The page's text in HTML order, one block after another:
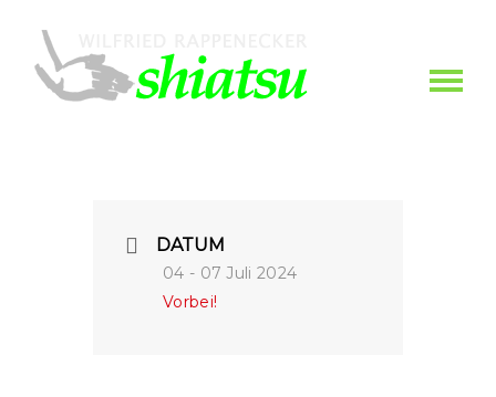
DATUM
04 - 07 Juli 2024
Vorbei!